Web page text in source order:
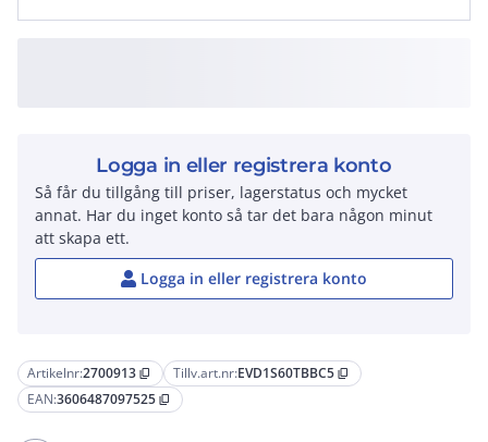
Artikelnr:2700913 content_copy Tillv.art.nr:EVD1S60TBBC5 content_copy
EAN:3606487097525 content_copy
Logga in eller registrera konto
Så får du tillgång till priser, lagerstatus och mycket
annat. Har du inget konto så tar det bara någon minut
att skapa ett.
Logga in eller registrera konto